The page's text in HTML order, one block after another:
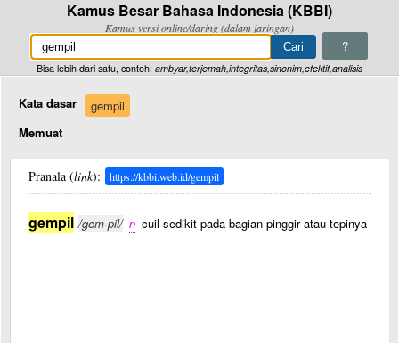
Kamus Besar Bahasa Indonesia (KBBI)
Kamus versi online/daring (dalam jaringan)
?
Bisa lebih dari satu, contoh: ambyar,terjemah,integritas,sinonim,efektif,analisis
Kata dasar
gempil
Memuat
Pranala (link): https://kbbi.web.id/gempil
gempil /gem·pil/ n cuil sedikit pada bagian pinggir atau tepinya